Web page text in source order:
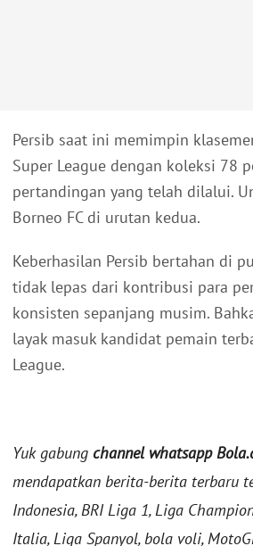
Persib saat ini memimpin
Super League dengan koleksi 78
pertandingan yang telah dilalui.
Borneo FC di urutan kedua.
Keberhasilan Persib bertahan di
tidak lepas dari kontribusi para
konsisten sepanjang musim.
layak masuk kandidat pemain
League.
Yuk gabung channel whatsapp
mendapatkan berita-berita terbaru
Indonesia, BRI Liga 1, Liga
Italia, Liga Spanyol, bola voli,